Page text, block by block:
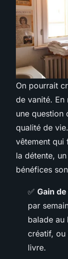
On pourrait
de vanité. En
une question
qualité de
vêtement qui
la détente,
bénéfices
✅ Gain
par
balade au
créatif, ou
livre.